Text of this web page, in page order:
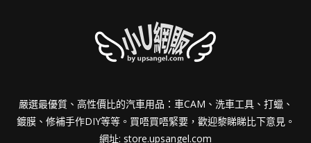
嚴選最優質、高性價比的汽車用品：車CAM、洗車工具、打蠟、
鍍膜、修補手作DIY等等。買唔買唔緊要，歡迎黎睇睇比下意見。
網址: store.upsangel.com